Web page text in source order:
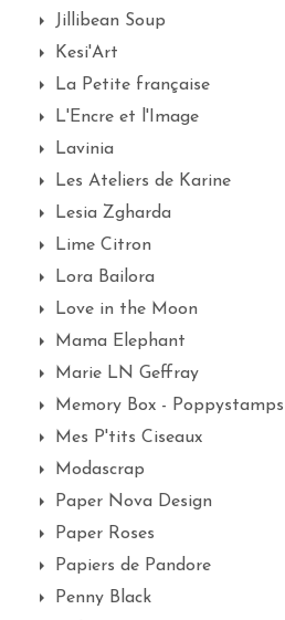
Jillibean Soup
Kesi'Art
La Petite française
L'Encre et l'Image
Lavinia
Les Ateliers de Karine
Lesia Zgharda
Lime Citron
Lora Bailora
Love in the Moon
Mama Elephant
Marie LN Geffray
Memory Box - Poppystamps
Mes P'tits Ciseaux
Modascrap
Paper Nova Design
Paper Roses
Papiers de Pandore
Penny Black